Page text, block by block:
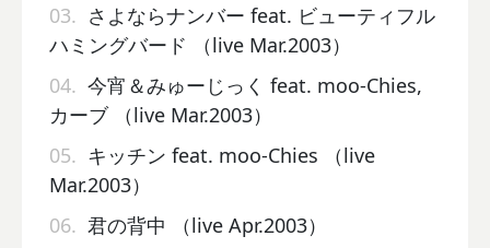
03. さよならナンバー feat. ビューティフル
ハミングバード （live Mar.2003）
04. 今宵＆みゅーじっく feat. moo-Chies,
カーブ （live Mar.2003）
05. キッチン feat. moo-Chies （live
Mar.2003）
06. 君の背中 （live Apr.2003）